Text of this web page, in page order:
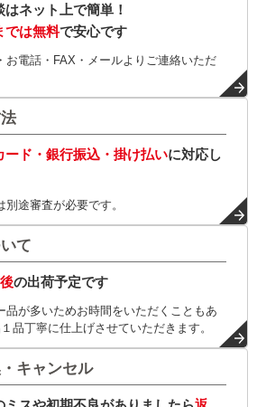
ネット上で簡単！
では無料で安心です
お電話・FAX・メールよりご連絡いただ
ード・銀行振込・掛け払いに対応し
途審査が必要です。
て
の出荷予定です
品が多いためお時間をいただくこともあ
品丁寧に仕上げさせていただきます。
キャンセル